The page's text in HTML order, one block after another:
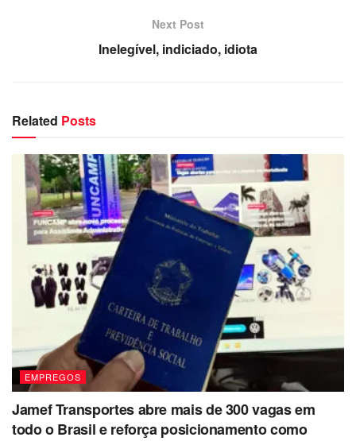
Next Post
Inelegível, indiciado, idiota
Related Posts
EMPREGOS
Jamef Transportes abre mais de 300 vagas em
todo o Brasil e reforça posicionamento como